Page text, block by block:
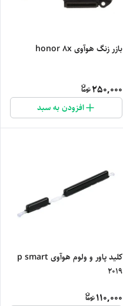
بازر زنگ هوآوی honor 8x
250,000
افزودن به سبد
کلید پاور و ولوم هوآوی p smart
2019
110,000